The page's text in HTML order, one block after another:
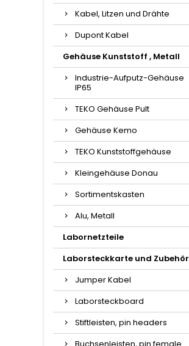
Kabel, Litzen und Drähte
Dupont Kabel
Gehäuse Kunststoff , Metall
Industrie-Aufputz-Gehäuse
IP65
TEKO Gehäuse Pult
Gehäuse Kemo
TEKO Kunststoffgehäuse
Kleingehäuse Donau
Sortimentskasten
Alu, Metall
Labornetzteile
Laborsteckkarte und Zubehör
Jumper Kabel
Laborsteckboard
Stiftleisten, pin headers